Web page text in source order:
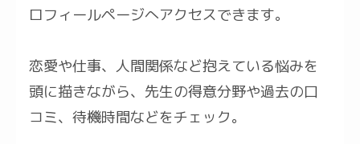
ロフィールページへアクセスできます。
恋愛や仕事、人間関係など抱えている悩みを
頭に描きながら、先生の得意分野や過去の口
コミ、待機時間などをチェック。